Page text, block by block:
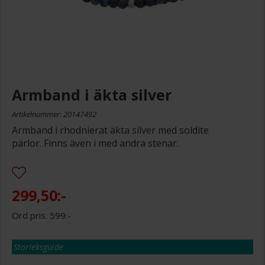
Armband i äkta silver
Artikelnummer: 20147492
Armband i rhodnierat äkta silver med soldite
pärlor. Finns även i med andra stenar.
299,50:-
599:-
Storleksguide